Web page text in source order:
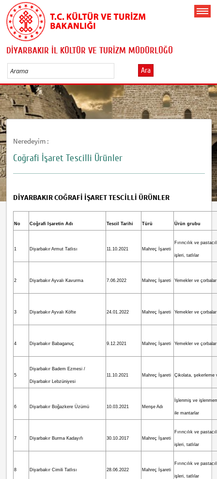
DİYARBAKIR İL KÜLTÜR VE TURİZM MÜDÜRLÜĞÜ
Ara
Neredeyim :
Coğrafi İşaret Tescilli Ürünler
DİYARBAKIR COĞRAFİ İŞARET TESCİLLİ ÜRÜNLER
No Coğrafi Işaretin Adı Tescil Tarihi Türü Ürün grubu
1 Diyarbakır Armut Tatlısı 11.10.2021 Mahreç İşareti
Fırıncılık ve
işleri, tatlılar
2 Diyarbakır Ayvalı Kavurma 7.06.2022 Mahreç İşareti Yemekler ve çorbalar
3 Diyarbakır Ayvalı Köfte 24.01.2022 Mahreç İşareti Yemekler ve çorbalar
4 Diyarbakır Babaganuç 9.12.2021 Mahreç İşareti Yemekler ve çorbalar
5
Diyarbakır Badem Ezmesi /
Diyarbakır Lebzüniyesi
11.10.2021 Mahreç İşareti Çikolata, şekerleme
6 Diyarbakır Boğazkere Üzümü 10.03.2021 Menşe Adı
İşlenmiş ve
ile mantarlar
7 Diyarbakır Burma Kadayıfı 30.10.2017 Mahreç İşareti
Fırıncılık ve
işleri, tatlılar
8 Diyarbakır Cimili Tatlısı 28.06.2022 Mahreç İşareti
Fırıncılık ve
işleri, tatlılar